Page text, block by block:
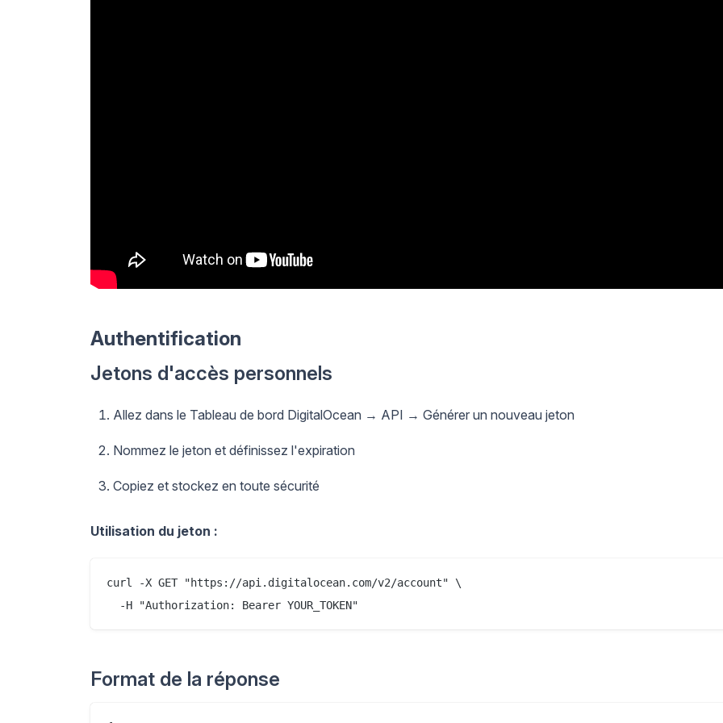
Authentification
Jetons d'accès personnels
Allez dans le Tableau de bord DigitalOcean → API → Générer un nouveau jeton
Nommez le jeton et définissez l'expiration
Copiez et stockez en toute sécurité
Utilisation du jeton :
curl -X GET "https://api.digitalocean.com/v2/account" \
Format de la réponse